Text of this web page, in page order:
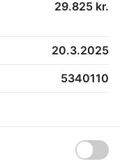
29.825 kr.
20.3.2025
5340110